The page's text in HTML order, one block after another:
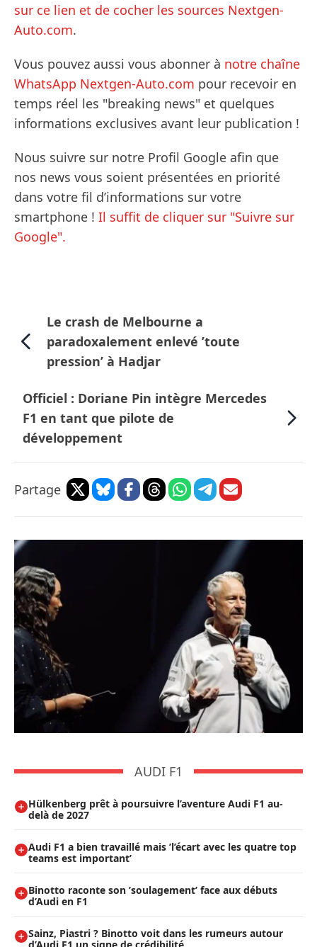
sur ce lien et de cocher les sources Nextgen-
Auto.com.
Vous pouvez aussi vous abonner à notre chaîne
WhatsApp Nextgen-Auto.com pour recevoir en
temps réel les "breaking news" et quelques
informations exclusives avant leur publication !
Nous suivre sur notre Profil Google afin que
nos news vous soient présentées en priorité
dans votre fil d’informations sur votre
smartphone ! Il suffit de cliquer sur "Suivre sur
Google".
Le crash de Melbourne a
paradoxalement enlevé ’toute
pression’ à Hadjar
Officiel : Doriane Pin intègre Mercedes
F1 en tant que pilote de
développement
Partage
AUDI F1
Hülkenberg prêt à poursuivre l’aventure Audi F1 au-
delà de 2027
Audi F1 a bien travaillé mais ’l’écart avec les quatre top
teams est important’
Binotto raconte son ’soulagement’ face aux débuts
d’Audi en F1
Sainz, Piastri ? Binotto voit dans les rumeurs autour
d’Audi F1 un signe de crédibilité